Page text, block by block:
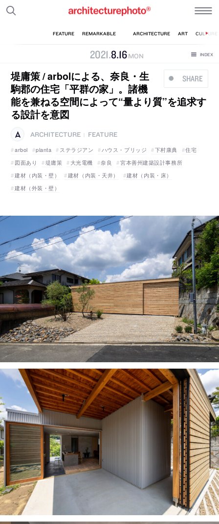
2021.8.16 MON
SHARE
堤庸策 / arbolによる、奈良・生
駒郡の住宅「平群の家」。諸機
能を兼ねる空間によって“量より質”を追求す
る設計を意図
ARCHITECTURE
FEATURE
arbol
planta ステラジアン ハウス・ブリッジ 下村康典
住宅
図面あり
堤庸策 大光電機 奈良
宮本善州建築設計事務所
建材（内装・壁）
建材（内装・天井）
建材（内装・床）
建材（外装・壁）